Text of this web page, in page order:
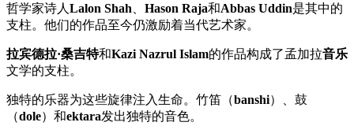
哲学家诗人 Lalon Shah Hason Raja和Abbas Uddin是其中的
支柱。他们的作品至今仍激励着当代艺术家。
拉宾德拉·桑吉特和Kazi Nazrul Islam的作品构成了孟加拉音乐
文学的支柱。
独特的乐器为这些旋律注入生命。竹笛（banshi）、鼓
（dole）和ektara发出独特的音色。